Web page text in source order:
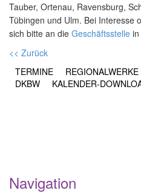
Tauber, Ortenau, Ravensburg,
Tübingen und Ulm. Bei Interesse
sich bitte an die Geschäftsstelle
<< Zurück
TERMINE
REGIONALWERKE
DKBW
KALENDER-
Navigation